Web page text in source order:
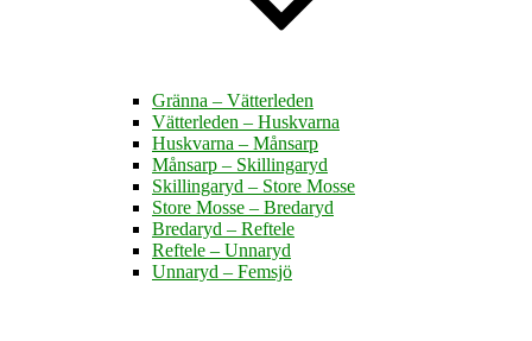
Gränna – Vätterleden
Vätterleden – Huskvarna
Huskvarna – Månsarp
Månsarp – Skillingaryd
Skillingaryd – Store Mosse
Store Mosse – Bredaryd
Bredaryd – Reftele
Reftele – Unnaryd
Unnaryd – Femsjö